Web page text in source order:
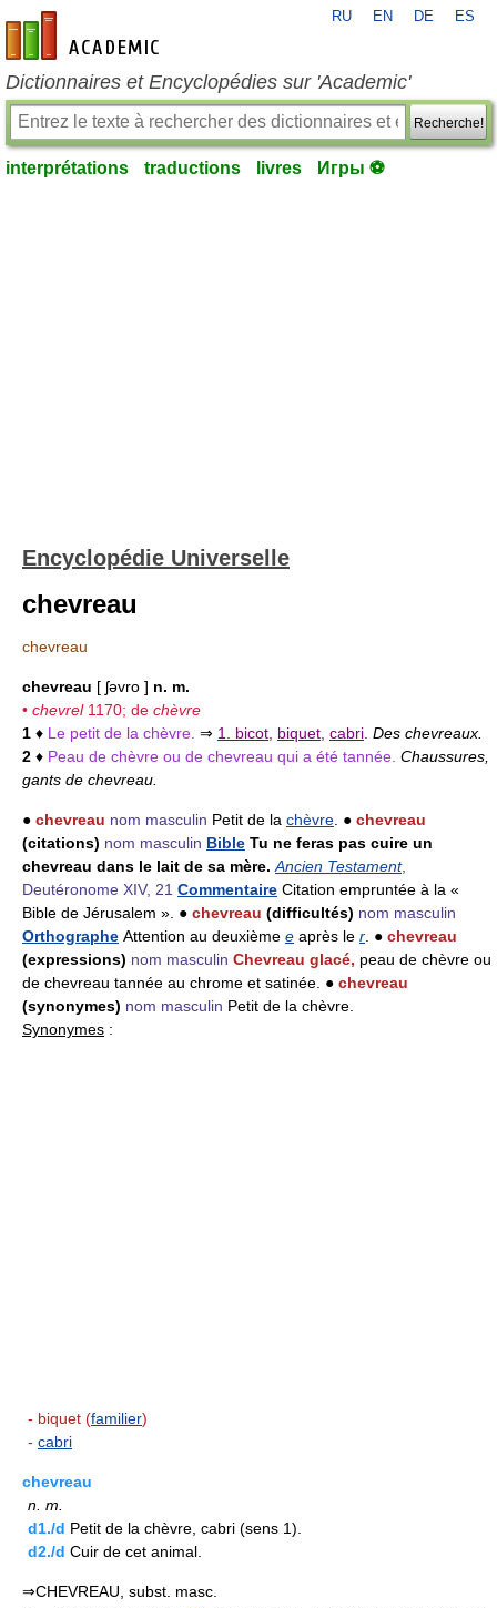
fr-academic.com
RU EN DE ES
Dictionnaires et Encyclopédies sur 'Academic'
Recherche!
interprétations traductions livres Игры ⚽
Encyclopédie Universelle
chevreau
chevreau
chevreau [ ʃəvro ] n. m.
• chevrel1170; de chèvre
1 ♦ Le petit de la chèvre. ⇒ 1. bicot biquet cabri Des chevreaux.
2 ♦ Peau de chèvre ou de chevreau qui a été tannée. Chaussures,
gants de chevreau.
● chevreau nom masculin Petit de la chèvre . ● chevreau
(citations) nom masculin Bible Tu ne feras pas cuire un
chevreau dans le lait de sa mère. Ancien Testament,
Deutéronome XIV, 21 Commentaire Citation empruntée à la «
Bible de Jérusalem ». ● chevreau (difficultés) nom masculin
Orthographe Attention au deuxième e après le r . ● chevreau
(expressions) nom masculin Chevreau glacé, peau de chèvre ou
de chevreau tannée au chrome et satinée. ● chevreau
(synonymes) nom masculin Petit de la chèvre.
Synonymes :
- biquet (familier)
- cabri
chevreau
n. m.
d1./d Petit de la chèvre, cabri (sens 1).
d2./d Cuir de cet animal.
⇒CHEVREAU, subst. masc.